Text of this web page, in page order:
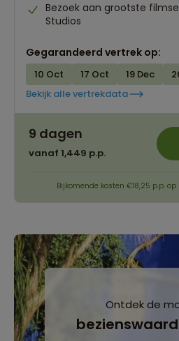
Bezoek aan grootste
Studios
Gegarandeerd vertrek op:
10 Oct 17 Oct 19 Dec
Bekijk alle vertrekdata
9 dagen
vanaf 1,449 p.p.
Bijkomende kosten €18,25 p.p.
Ontdek de